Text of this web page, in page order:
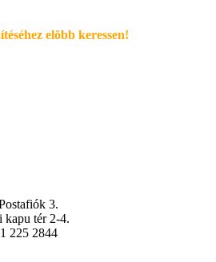
elöbb keressen!
3.
kapu tér 2-4.
225 2844